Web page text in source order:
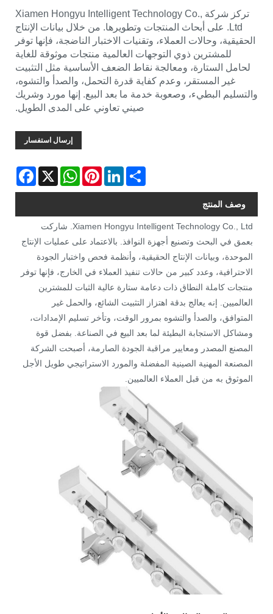
تركز شركة Xiamen Hongyu Intelligent Technology Co.,
Ltd. على أبحاث المنتجات وتطويرها. من خلال بيانات الإنتاج
الحقيقية، وحالات العملاء، وتقنيات الاختبار الناضجة، فإنها توفر
للمشترين ذوي التوجهات العالمية منتجات موثوقة للغاية
لحامل الستارة، ومعالجة نقاط الضعف الأساسية مثل التثبيت
غير المستقر، وعدم كفاية قدرة التحمل، والصدأ والتشوه،
والتسليم البطيء، وصعوبة خدمة ما بعد البيع. إنها مورد وشريك
صيني تعاوني على المدى الطويل.
إرسال استفسار
X
WhatsAppPinterestLinkedInShare
وصف المنتج
Xiamen Hongyu Intelligent Technology Co., Ltd. شاركت
بعمق في البحث وتصنيع أجهزة النوافذ. بالاعتماد على عمليات الإنتاج
الموحدة، وبيانات الإنتاج الحقيقية، وأنظمة فحص واختبار الجودة
الاحترافية، وعدد كبير من حالات تنفيذ العملاء في الخارج، فإنها توفر
منتجات كاملة النطاق ذات دعامة ستارة عالية الثبات للمشترين
العالميين. إنه يعالج بدقة اهتزاز التثبيت الشائع، والحمل غير
المتوافق، والصدأ والتشوه بمرور الوقت، وتأخر تسليم الإمدادات،
ومشاكل الاستجابة البطيئة لما بعد البيع في الصناعة. بفضل قوة
المصنع المصدر ومعايير مراقبة الجودة الصارمة، أصبحت الشركة
المصنعة المهنية الصينية المفضلة والمورد الاستراتيجي طويل الأجل
الموثوق به من قبل العملاء العالميين.